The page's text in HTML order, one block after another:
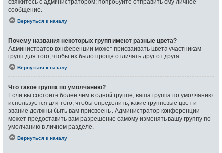
свяжитесь с администратором; попробуйте отправить ему личное
сообщение.
Вернуться к началу
Почему названия некоторых групп имеют разные цвета?
Администратор конференции может присваивать цвета участникам
групп для того, чтобы их было проще отличать друг от друга.
Вернуться к началу
Что такое группа по умолчанию?
Если вы состоите более чем в одной группе, ваша группа по умолчанию
используется для того, чтобы определить, какие групповые цвет и
звание должны быть вам присвоены. Администратор конференции
может предоставить вам разрешение самому изменять вашу группу по
умолчанию в личном разделе.
Вернуться к началу